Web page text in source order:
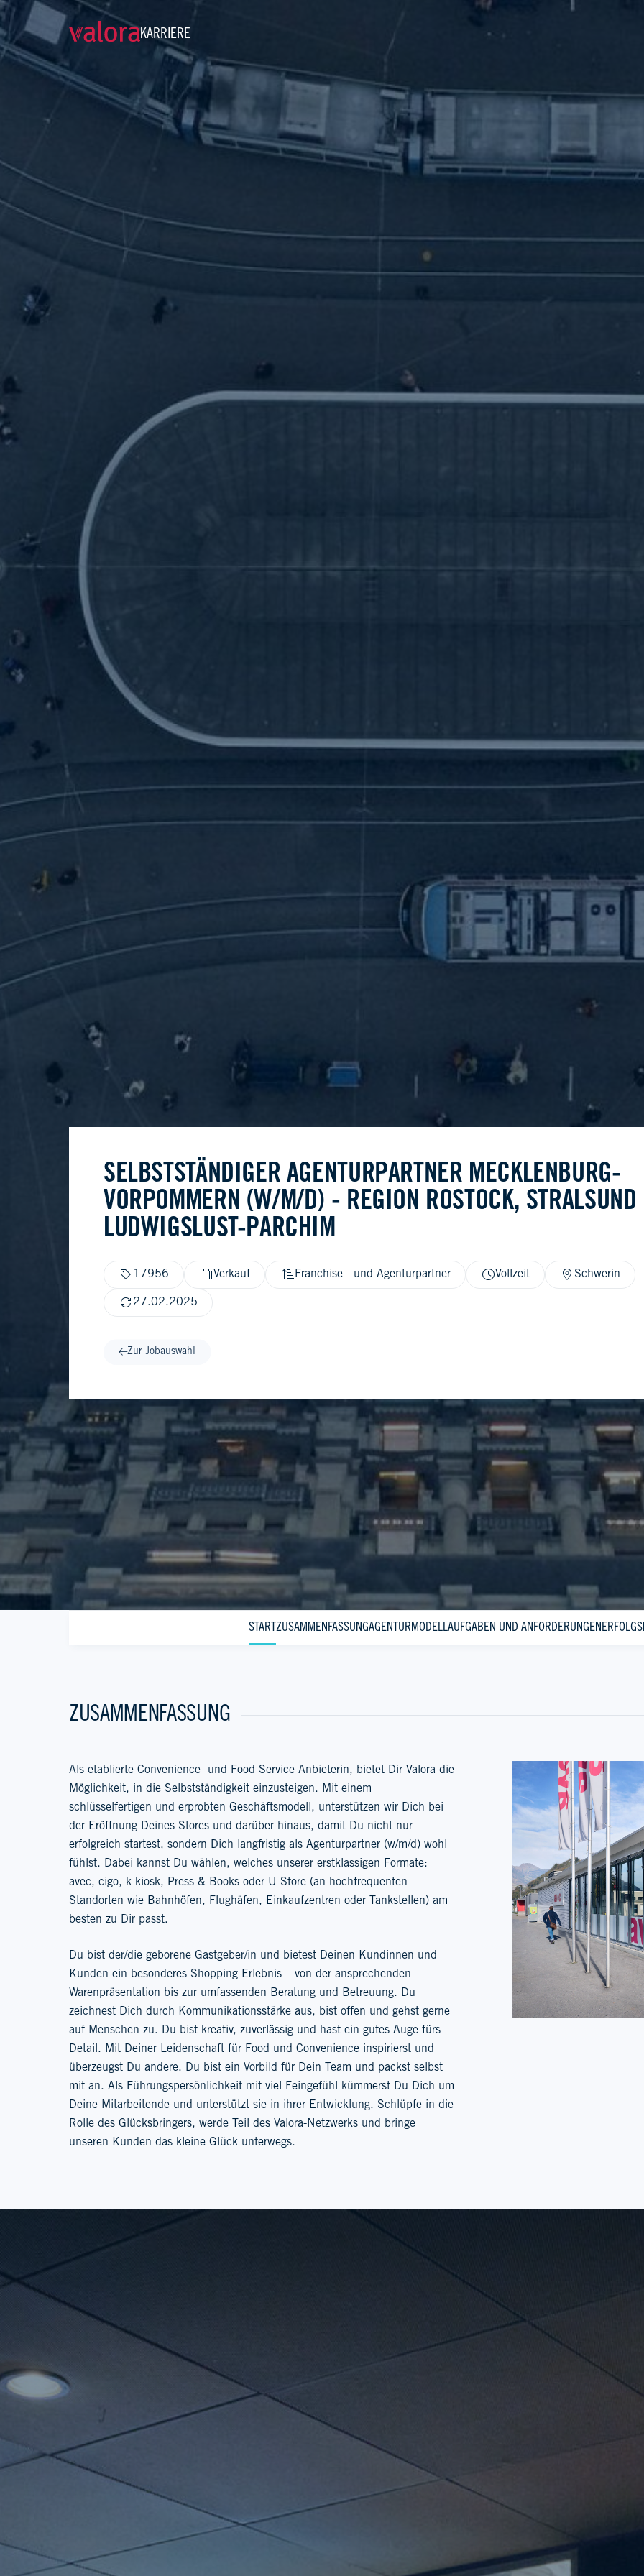
KARRIERE
Selbstständiger Agenturpartner Mecklenburg-
SELBSTSTÄNDIGER AGENTURPARTNER MECKLENBURG-
VORPOMMERN (W/M/D) - REGION ROSTOCK, STRALSUND
LUDWIGSLUST-PARCHIM
17956 Verkauf Franchise - und Agenturpartner Vollzeit Schwerin
27.02.2025
Zur Jobauswahl
STARTZUSAMMENFASSUNGAGENTURMODELLAUFGABEN UND ANFORDERUNGEN
ZUSAMMENFASSUNG
Als etablierte Convenience- und Food-Service-Anbieterin, bietet Dir Valora die
Möglichkeit, in die Selbstständigkeit einzusteigen. Mit einem
schlüsselfertigen und erprobten Geschäftsmodell, unterstützen wir Dich bei
der Eröffnung Deines Stores und darüber hinaus, damit Du nicht nur
erfolgreich startest, sondern Dich langfristig als Agenturpartner (w/m/d) wohl
fühlst. Dabei kannst Du wählen, welches unserer erstklassigen Formate:
avec, cigo, k kiosk, Press & Books oder U-Store (an hochfrequenten
Standorten wie Bahnhöfen, Flughäfen, Einkaufzentren oder Tankstellen) am
besten zu Dir passt.
Du bist der/die geborene Gastgeber/in und bietest Deinen Kundinnen und
Kunden ein besonderes Shopping-Erlebnis – von der ansprechenden
Warenpräsentation bis zur umfassenden Beratung und Betreuung. Du
zeichnest Dich durch Kommunikationsstärke aus, bist offen und gehst gerne
auf Menschen zu. Du bist kreativ, zuverlässig und hast ein gutes Auge fürs
Detail. Mit Deiner Leidenschaft für Food und Convenience inspirierst und
überzeugst Du andere. Du bist ein Vorbild für Dein Team und packst selbst
mit an. Als Führungspersönlichkeit mit viel Feingefühl kümmerst Du Dich um
Deine Mitarbeitende und unterstützt sie in ihrer Entwicklung. Schlüpfe in die
Rolle des Glücksbringers, werde Teil des Valora-Netzwerks und bringe
unseren Kunden das kleine Glück unterwegs.